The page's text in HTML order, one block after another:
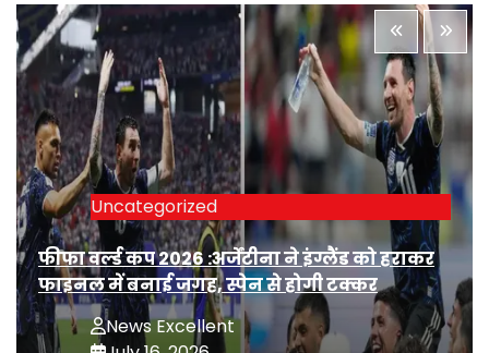
Uncategorized
फीफा वर्ल्ड कप 2026 :अर्जेंटीना ने इंग्लैंड को हराकर
फाइनल में बनाई जगह, स्पेन से होगी टक्कर
News Excellent